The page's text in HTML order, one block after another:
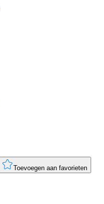
Toevoegen aan favorieten